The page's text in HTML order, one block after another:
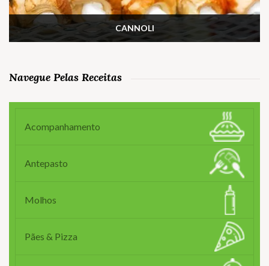
CANNOLI
Navegue Pelas Receitas
Acompanhamento
Antepasto
Molhos
Pães & Pizza